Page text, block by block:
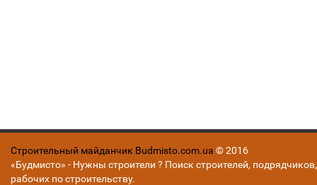
Строительный майданчик Budmisto.com.ua © 2016
«Будмисто» - Нужны строители ? Поиск строителей, подрядчиков,
рабочих по строительству.